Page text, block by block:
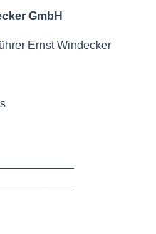
GmbH
Ernst Windecker